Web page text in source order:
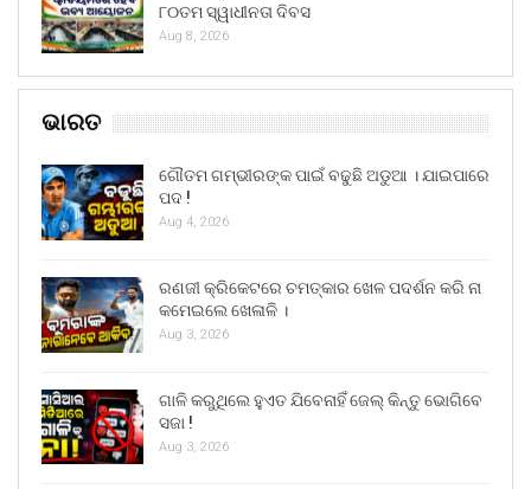
୮୦ତମ ସ୍ୱାଧୀନତା ଦିବସ
Aug 8, 2026
ଭାରତ
ଗୌତମ ଗମ୍ଭୀରଙ୍କ ପାଇଁ ବଢୁଛି ଅଡୁଆ । ଯାଇପାରେ
ପଦ !
Aug 4, 2026
ରଣଜୀ କ୍ରିକେଟରେ ଚମତ୍କାର ଖେଳ ପଦର୍ଶନ କରି ନା
କମେଇଲେ ଖେଳାଳି ।
Aug 3, 2026
ଗାଳି କରୁଥିଲେ ହୁଏତ ଯିବେନାହିଁ ଜେଲ୍ କିନ୍ତୁ ଭୋଗିବେ
ସଜା !
Aug 3, 2026